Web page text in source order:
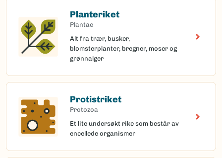
Planteriket
Plantae
Alt fra trær, busker,
blomsterplanter, bregner, moser og
grønnalger
Protistriket
Protozoa
Et lite undersøkt rike som består av
encellede organismer